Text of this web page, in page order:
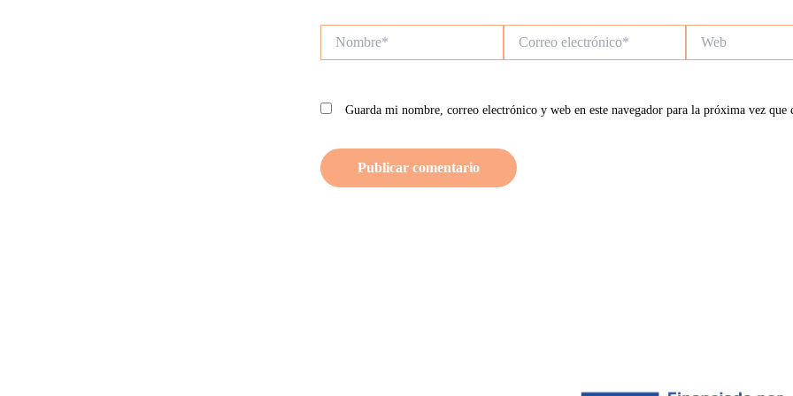
electrónico*
Guarda mi nombre, correo electrónico y web en este navegador para la próxima vez que